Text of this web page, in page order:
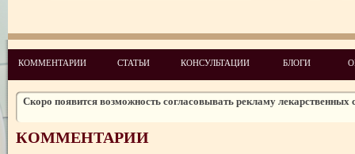
КОММЕНТАРИИ СТАТЬИ КОНСУЛЬТАЦИИ БЛОГИ
Законодательство: нормативные акты и проекты № 5 2010
Новые лицензионные условия осуществления деятельности по
практике
Чего ожидать налогоплательщикам в 2011 году
Скоро появится возможность согласовывать рекламу лекарственных
КОММЕНТАРИИ